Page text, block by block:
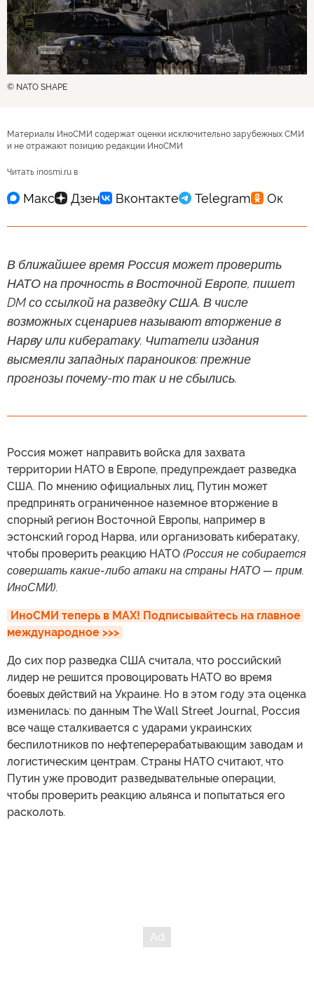
© NATO SHAPE
Материалы ИноСМИ содержат оценки исключительно зарубежных СМИ
и не отражают позицию редакции ИноСМИ
Читать inosmi.ru в
В ближайшее время Россия может проверить
НАТО на прочность в Восточной Европе, пишет
DM со ссылкой на разведку США. В числе
возможных сценариев называют вторжение в
Нарву или кибератаку. Читатели издания
высмеяли западных параноиков: прежние
прогнозы почему-то так и не сбылись.
Россия может направить войска для захвата
территории НАТО в Европе, предупреждает разведка
США. По мнению официальных лиц, Путин может
предпринять ограниченное наземное вторжение в
спорный регион Восточной Европы, например в
эстонский город Нарва, или организовать кибератаку,
чтобы проверить реакцию НАТО (Россия не собирается
совершать какие-либо атаки на страны НАТО — прим.
ИноСМИ).
ИноСМИ теперь в MAX! Подписывайтесь на главное
международное >>>
До сих пор разведка США считала, что российский
лидер не решится провоцировать НАТО во время
боевых действий на Украине. Но в этом году эта оценка
изменилась: по данным The Wall Street Journal, Россия
все чаще сталкивается с ударами украинских
беспилотников по нефтеперерабатывающим заводам и
логистическим центрам. Страны НАТО считают, что
Путин уже проводит разведывательные операции,
чтобы проверить реакцию альянса и попытаться его
расколоть.